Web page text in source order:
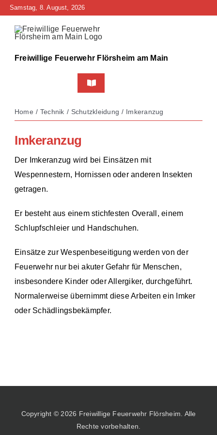
Zum
springen
Samstag, 8. August, 2026
Freiwillige Feuerwehr Flörsheim am Main
Toggle
Navigation
Bürgerinfo
Über uns
Technik
Home Technik Schutzkleidung Imkeranzug
Imkeranzug
Der Imkeranzug wird bei Einsätzen mit
Wespennestern, Hornissen oder anderen Insekten
getragen.
Er besteht aus einem stichfesten Overall, einem
Schlupfschleier und Handschuhen.
Einsätze zur Wespenbeseitigung werden von der
Feuerwehr nur bei akuter Gefahr für Menschen,
insbesondere Kinder oder Allergiker, durchgeführt.
Normalerweise übernimmt diese Arbeiten ein Imker
oder Schädlingsbekämpfer.
Copyright © 2026 Freiwillige Feuerwehr Flörsheim. Alle
Rechte vorbehalten.